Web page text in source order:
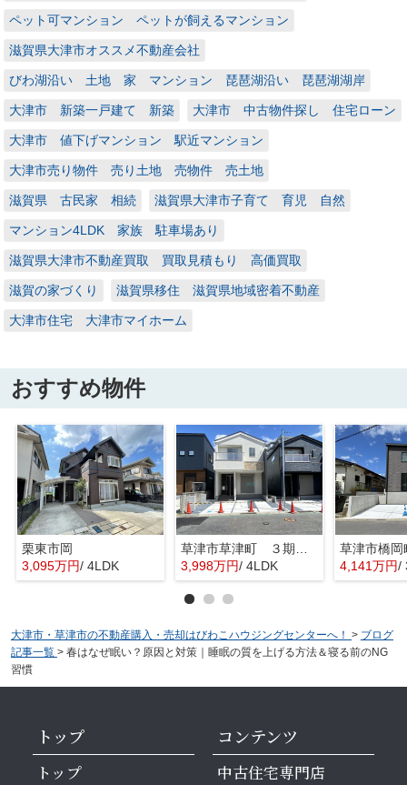
ペット可マンション ペットが飼えるマンション
滋賀県大津市オススメ不動産会社
びわ湖沿い 土地 家 マンション 琵琶湖沿い 琵琶湖湖岸
大津市 新築一戸建て 新築 大津市 中古物件探し 住宅ローン
大津市 値下げマンション 駅近マンション
大津市売り物件 売り土地 売物件 売土地
滋賀県 古民家 相続 滋賀県大津市子育て 育児 自然
マンション4LDK 家族 駐車場あり
滋賀県大津市不動産買取 買取見積もり 高価買取
滋賀の家づくり 滋賀県移住 滋賀県地域密着不動産
大津市住宅 大津市マイホーム
おすすめ物件
栗東市岡
3,095万円/ 4LDK
3,998万円/ 4LDK 4,141万円/
大津市・草津市の不動産購入・売却はびわこハウジングセンターへ！ > ブログ
記事一覧 > 春はなぜ眠い？原因と対策｜睡眠の質を上げる方法＆寝る前のNG
習慣
トップ
トップ
コンテンツ
中古住宅専門店